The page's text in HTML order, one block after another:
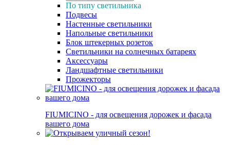
По типу светильника
Подвесы
Настенные светильники
Напольные светильники
Блок штекерных розеток
Светильники на солнечных батареях
Аксессуары
Ландшафтные светильники
Прожекторы
FIUMICINO - для освещения дорожек и фасада
вашего дома